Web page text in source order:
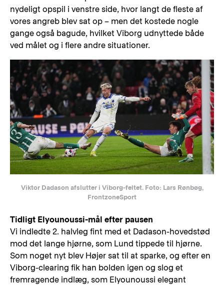
nydeligt opspil i venstre side, hvor langt de fleste af
vores angreb blev sat op – men det kostede nogle
gange også bagude, hvilket Viborg udnyttede både
ved målet og i flere andre situationer.
Viktor Dadason afslutter i Viborg-feltet. Foto: Lars Rønbøg,
FrontzoneSport
Tidligt Elyounoussi-mål efter pausen
Vi indledte 2. halvleg fint med et Dadason-hovedstød
mod det lange hjørne, som Lund tippede til hjørne.
Som noget nyt blev Højer sat til at sparke, og efter en
Viborg-clearing fik han bolden igen og slog et
fremragende indlæg, som Elyounoussi elegant